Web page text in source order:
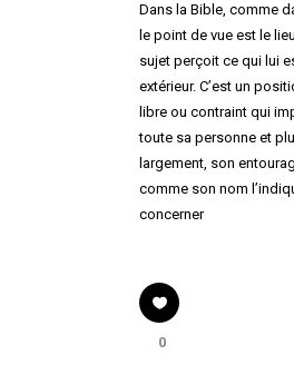
Dans la Bible, comme
le point de vue est le
sujet perçoit ce qui lui
extérieur. C’est un
libre ou contraint qui
toute sa personne et
largement, son
comme son nom
concerner
0